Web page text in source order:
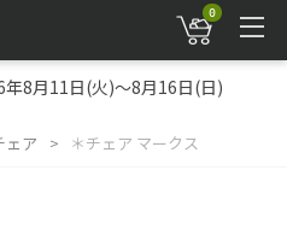
0
8月11日(火)～8月16日(日)
ェア ＊チェア マークス